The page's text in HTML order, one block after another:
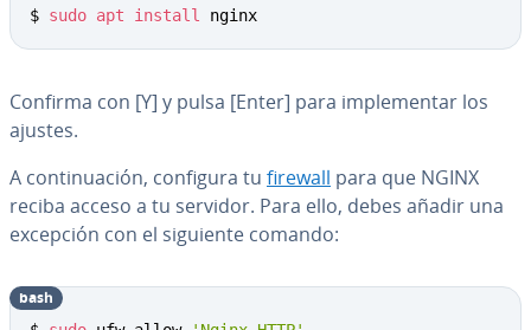
$ sudo apt install nginx
Confirma con [Y] y pulsa [Enter] para im­ple­me­n­tar los
ajustes.
A co­n­ti­nua­ción, configura tu firewall para que NGINX
reciba acceso a tu servidor. Para ello, debes añadir una
excepción con el siguiente comando:
bash